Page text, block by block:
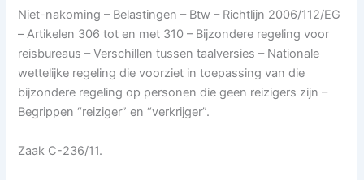
Niet-nakoming – Belastingen – Btw – Richtlijn 2006/112/EG
– Artikelen 306 tot en met 310 – Bijzondere regeling voor
reisbureaus – Verschillen tussen taalversies – Nationale
wettelijke regeling die voorziet in toepassing van die
bijzondere regeling op personen die geen reizigers zijn –
Begrippen “reiziger” en “verkrijger”.
Zaak C-236/11.